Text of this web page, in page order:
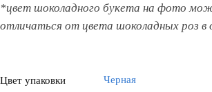
*цвет шоколадного букета на фото
отличаться от цвета шоколадных роз в
Цвет упаковки Черная